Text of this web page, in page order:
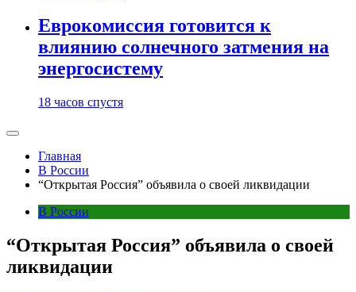
Еврокомиссия готовится к
влиянию солнечного затмения на
энергосистему
18 часов спустя
Главная
В России
“Открытая Россия” объявила о своей ликвидации
В России
“Открытая Россия” объявила о своей
ликвидации